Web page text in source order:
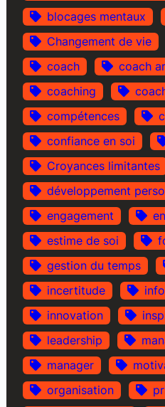
blocages mentaux
Changement de vie
coach
coach
coaching
compétences
confiance en soi
Croyances limitantes
développement
engagement
estime de soi
gestion du temps
incertitude
innovation
leadership
manager
organisation